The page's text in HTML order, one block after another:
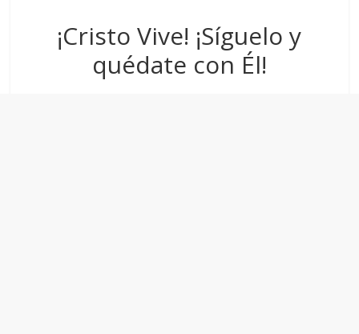
¡Cristo Vive! ¡Síguelo y
quédate con Él!